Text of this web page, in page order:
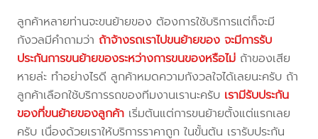
ลูกค้าหลายท่านจะขนย้ายของ ต้องการใช้บริการแต่ก็จะมี
กังวลมีคำถามว่า ถ้าจ้างรถเราไปขนย้ายของ จะมีการรับ
ประกันการขนย้ายของระหว่างการขนของหรือไม่ ถ้าของเสีย
หายล่ะ ทำอย่างไรดี ลูกค้าหมดความกังวลใจได้เลยนะครับ ถ้า
ลูกค้าเลือกใช้บริการรถของทีมงานเรานะครับ เรามีรับประกัน
ของที่ขนย้ายของลูกค้า เริ่มต้นแต่การขนย้ายตั้งแต่แรกเลย
ครับ เนื่องด้วยเราให้บริการราคาถูก ในขั้นต้น เรารับประกัน